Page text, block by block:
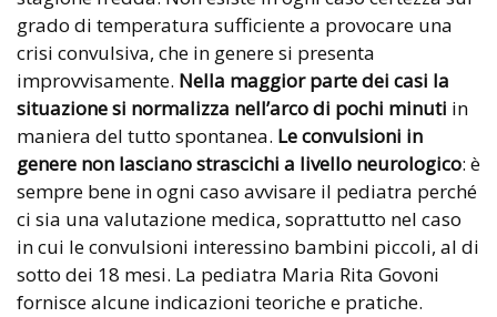
grado di temperatura sufficiente a provocare una
crisi convulsiva, che in genere si presenta
improvvisamente. Nella maggior parte dei casi la
situazione si normalizza nell’arco di pochi minuti in
maniera del tutto spontanea. Le convulsioni in
genere non lasciano strascichi a livello neurologico: è
sempre bene in ogni caso avvisare il pediatra perché
ci sia una valutazione medica, soprattutto nel caso
in cui le convulsioni interessino bambini piccoli, al di
sotto dei 18 mesi. La pediatra Maria Rita Govoni
fornisce alcune indicazioni teoriche e pratiche.